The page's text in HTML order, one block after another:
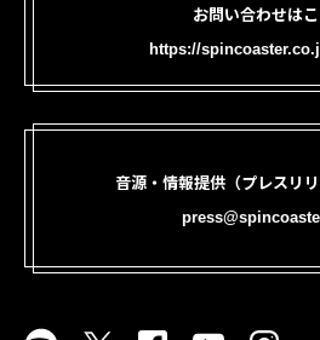
お問い合わせは
https://
音源・情報提供（プレスリ